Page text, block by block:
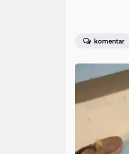
komentar